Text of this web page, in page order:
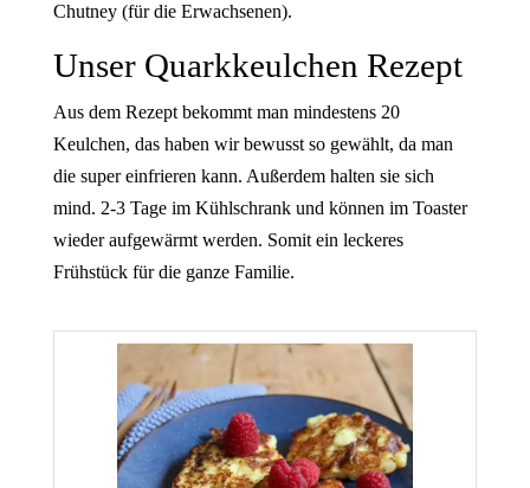
Chutney (für die Erwachsenen).
Unser Quarkkeulchen Rezept
Aus dem Rezept bekommt man mindestens 20
Keulchen, das haben wir bewusst so gewählt, da man
die super einfrieren kann. Außerdem halten sie sich
mind. 2-3 Tage im Kühlschrank und können im Toaster
wieder aufgewärmt werden. Somit ein leckeres
Frühstück für die ganze Familie.